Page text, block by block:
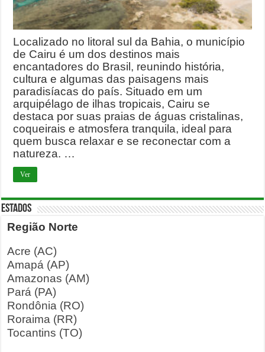
Localizado no litoral sul da Bahia, o município
de Cairu é um dos destinos mais
encantadores do Brasil, reunindo história,
cultura e algumas das paisagens mais
paradisíacas do país. Situado em um
arquipélago de ilhas tropicais, Cairu se
destaca por suas praias de águas cristalinas,
coqueirais e atmosfera tranquila, ideal para
quem busca relaxar e se reconectar com a
natureza. …
Ver
ESTADOS
Região Norte
Acre (AC)
Amapá (AP)
Amazonas (AM)
Pará (PA)
Rondônia (RO)
Roraima (RR)
Tocantins (TO)